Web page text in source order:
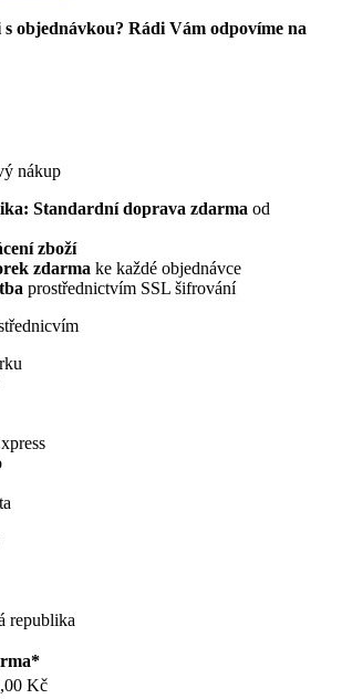
objednávkou? Rádi Vám odpovíme na
nákup
Standardní doprava zdarma od
zboží
zdarma ke každé objednávce
prostřednictvím SSL šifrování
republika
Kč